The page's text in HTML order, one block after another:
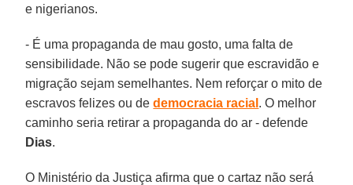
e nigerianos.
- É uma propaganda de mau gosto, uma falta de
sensibilidade. Não se pode sugerir que escravidão e
migração sejam semelhantes. Nem reforçar o mito de
escravos felizes ou dedemocracia racial . O melhor
caminho seria retirar a propaganda do ar - defende
Dias.
O Ministério da Justiça afirma que o cartaz não será